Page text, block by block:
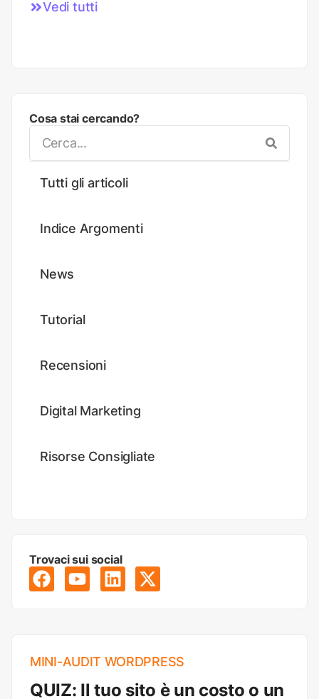
Vedi tutti
Cosa stai cercando?
Tutti gli articoli
Indice Argomenti
News
Tutorial
Recensioni
Digital Marketing
Risorse Consigliate
Trovaci sui social
MINI-AUDIT WORDPRESS
QUIZ: Il tuo sito è un costo o un